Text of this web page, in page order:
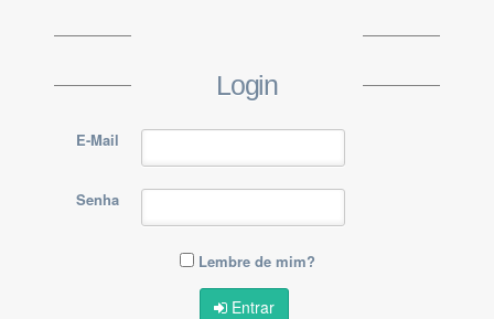
Login
E-Mail
Senha
Lembre de mim?
Entrar